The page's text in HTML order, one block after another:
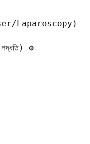
Laparoscopy)
পদ্ধতি) ⚙️